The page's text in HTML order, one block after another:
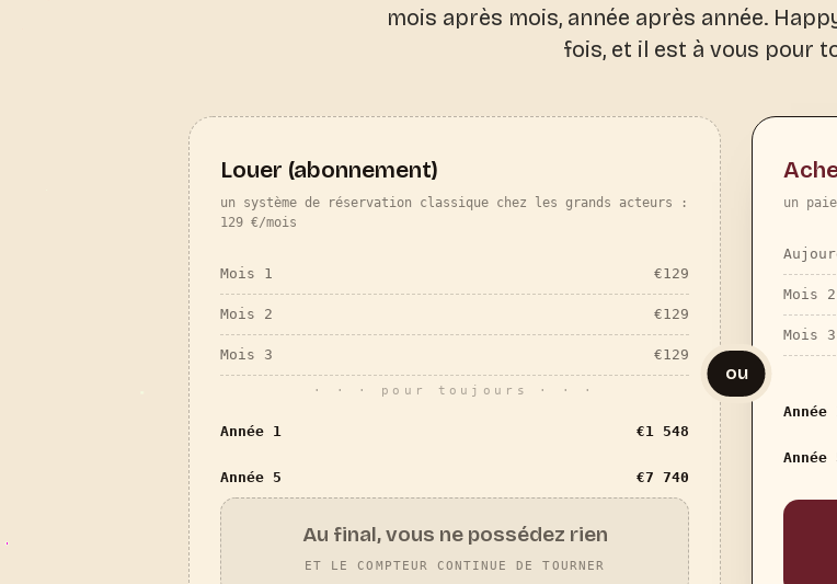
mois après mois, année après année.
fois, et il est à vous pour
Louer (abonnement)
un système de réservation classique chez les grands acteurs :
129 €/mois
Mois 1 €129
Mois 2 €129
Mois 3 €129
· · · pour toujours · · ·
Année 1 €1 548
Année 5 €7 740
Au final, vous ne possédez rien
ET LE COMPTEUR CONTINUE DE TOURNER
ou
un
Mois 2
Mois 3
Année
Année